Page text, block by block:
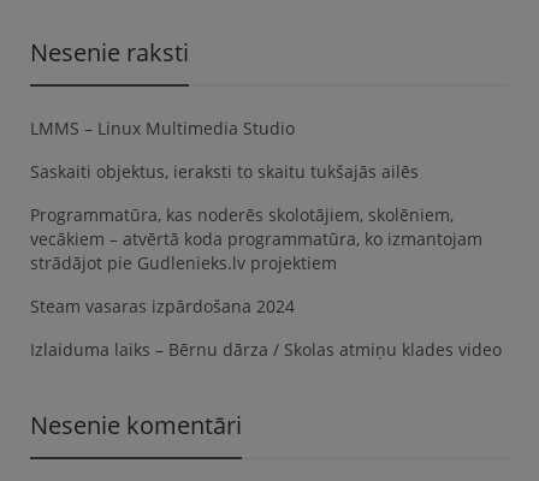
Nesenie raksti
LMMS – Linux Multimedia Studio
Saskaiti objektus, ieraksti to skaitu tukšajās ailēs
Programmatūra, kas noderēs skolotājiem, skolēniem,
vecākiem – atvērtā koda programmatūra, ko izmantojam
strādājot pie Gudlenieks.lv projektiem
Steam vasaras izpārdošana 2024
Izlaiduma laiks – Bērnu dārza / Skolas atmiņu klades video
Nesenie komentāri